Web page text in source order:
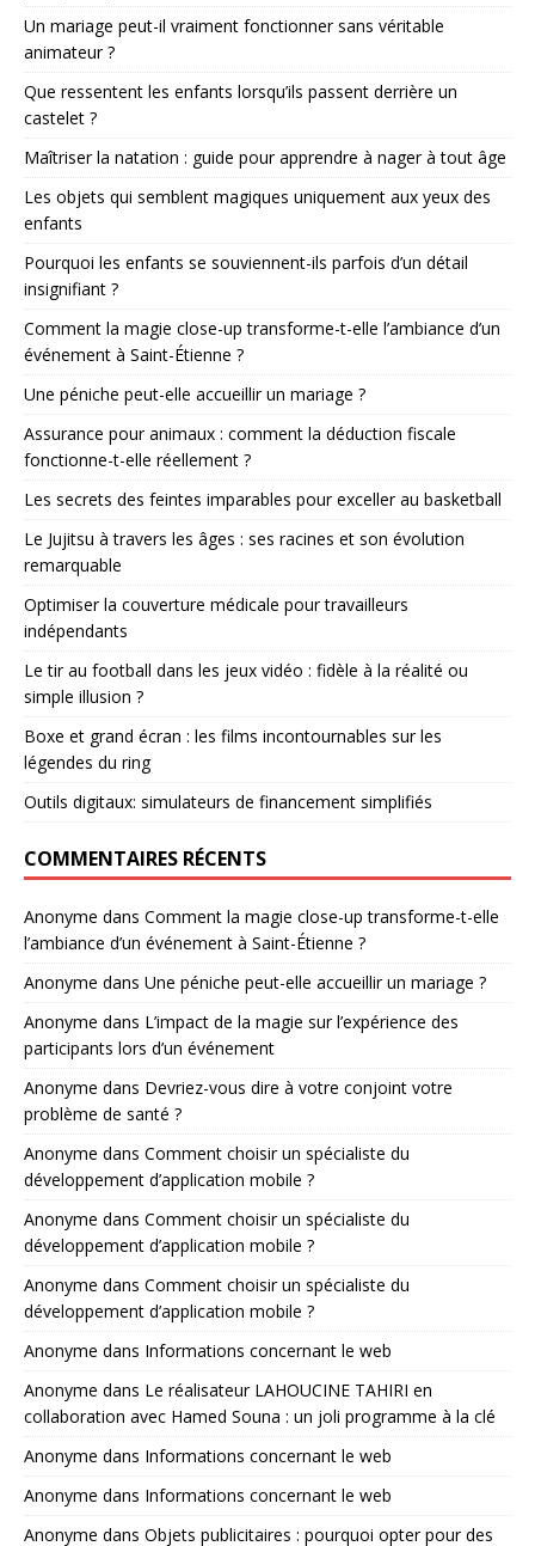
Un mariage peut-il vraiment fonctionner sans véritable
animateur ?
Que ressentent les enfants lorsqu’ils passent derrière un
castelet ?
Maîtriser la natation : guide pour apprendre à nager à tout âge
Les objets qui semblent magiques uniquement aux yeux des
enfants
Pourquoi les enfants se souviennent-ils parfois d’un détail
insignifiant ?
Comment la magie close-up transforme-t-elle l’ambiance d’un
événement à Saint-Étienne ?
Une péniche peut-elle accueillir un mariage ?
Assurance pour animaux : comment la déduction fiscale
fonctionne-t-elle réellement ?
Les secrets des feintes imparables pour exceller au basketball
Le Jujitsu à travers les âges : ses racines et son évolution
remarquable
Optimiser la couverture médicale pour travailleurs
indépendants
Le tir au football dans les jeux vidéo : fidèle à la réalité ou
simple illusion ?
Boxe et grand écran : les films incontournables sur les
légendes du ring
Outils digitaux: simulateurs de financement simplifiés
COMMENTAIRES RÉCENTS
Anonyme dans Comment la magie close-up transforme-t-elle
l’ambiance d’un événement à Saint-Étienne ?
Anonyme dans Une péniche peut-elle accueillir un mariage ?
Anonyme dans L’impact de la magie sur l’expérience des
participants lors d’un événement
Anonyme dans Devriez-vous dire à votre conjoint votre
problème de santé ?
Anonyme dans Comment choisir un spécialiste du
développement d’application mobile ?
Anonyme dans Comment choisir un spécialiste du
développement d’application mobile ?
Anonyme dans Comment choisir un spécialiste du
développement d’application mobile ?
Anonyme dans Informations concernant le web
Anonyme dans Le réalisateur LAHOUCINE TAHIRI en
collaboration avec Hamed Souna : un joli programme à la clé
Anonyme dans Informations concernant le web
Anonyme dans Informations concernant le web
Anonyme dans Objets publicitaires : pourquoi opter pour des